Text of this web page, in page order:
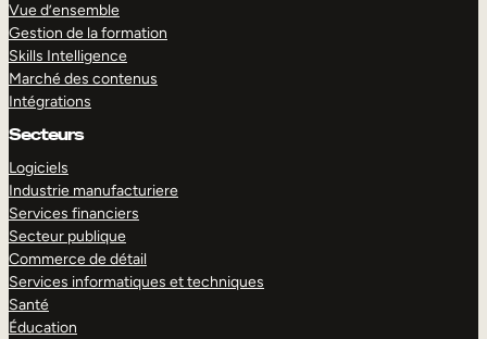
Vue d’ensemble
Gestion de la formation
Skills Intelligence
Marché des contenus
Intégrations
Secteurs
Logiciels
Industrie manufacturiere
Services financiers
Secteur publique
Commerce de détail
Services informatiques et techniques
Santé
Éducation